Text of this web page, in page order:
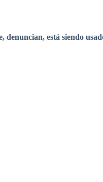
, denuncian, está siendo